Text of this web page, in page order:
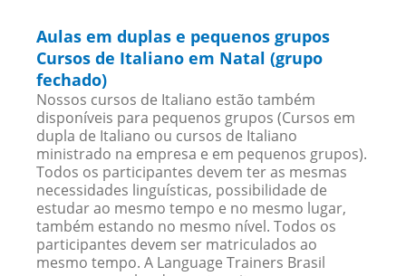
Aulas em duplas e pequenos grupos
Cursos de Italiano em Natal (grupo
fechado)
Nossos cursos de Italiano estão também
disponíveis para pequenos grupos (Cursos em
dupla de Italiano ou cursos de Italiano
ministrado na empresa e em pequenos grupos).
Todos os participantes devem ter as mesmas
necessidades linguísticas, possibilidade de
estudar ao mesmo tempo e no mesmo lugar,
também estando no mesmo nível. Todos os
participantes devem ser matriculados ao
mesmo tempo. A Language Trainers Brasil